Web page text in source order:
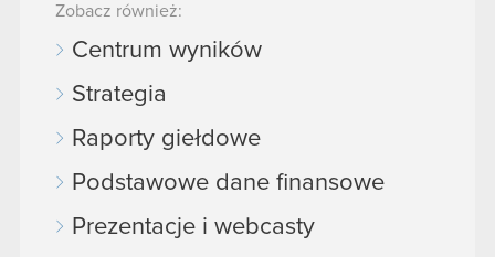
Zobacz również:
Centrum wyników
Strategia
Raporty giełdowe
Podstawowe dane finansowe
Prezentacje i webcasty